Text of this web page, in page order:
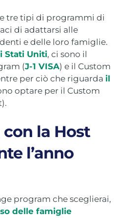
tre tipi di programmi di
di adattarsi alle
e delle loro famiglie.
Stati Uniti, ci sono il
(J-1 VISA) e il Custom
per ciò che riguarda il
optare per il Custom
con la Host
l’anno
program che sceglierai,
delle famiglie